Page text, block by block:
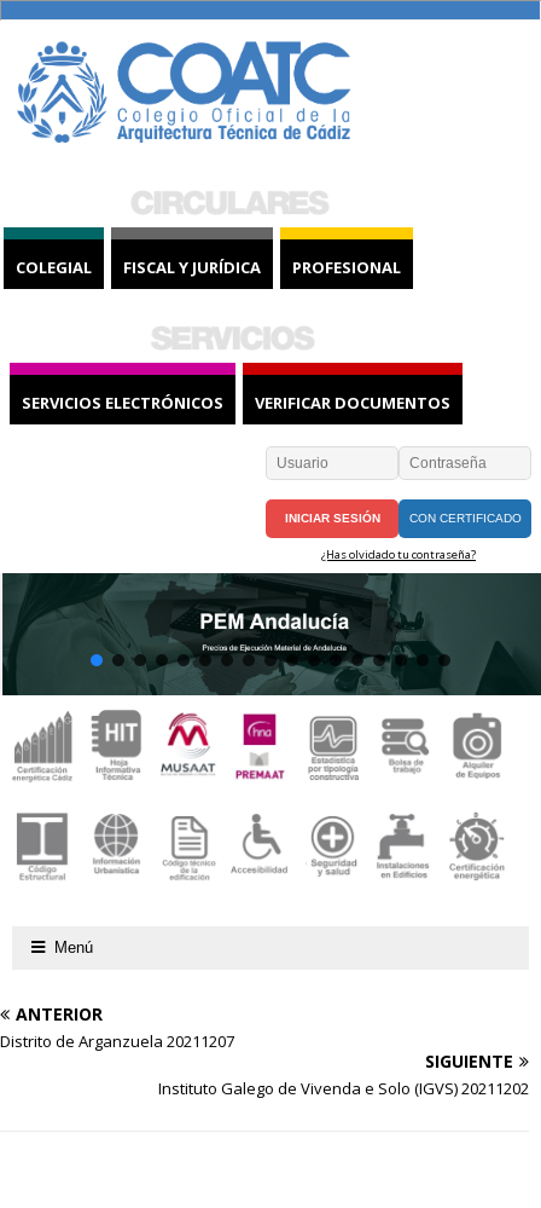
COLEGIAL FISCAL Y JURÍDICA PROFESIONAL
SERVICIOS ELECTRÓNICOS VERIFICAR DOCUMENTOS
CON CERTIFICADO
¿Has olvidado tu contraseña?
Menú
ANTERIOR
Distrito de Arganzuela 20211207
SIGUIENTE
Instituto Galego de Vivenda e Solo (IGVS) 20211202